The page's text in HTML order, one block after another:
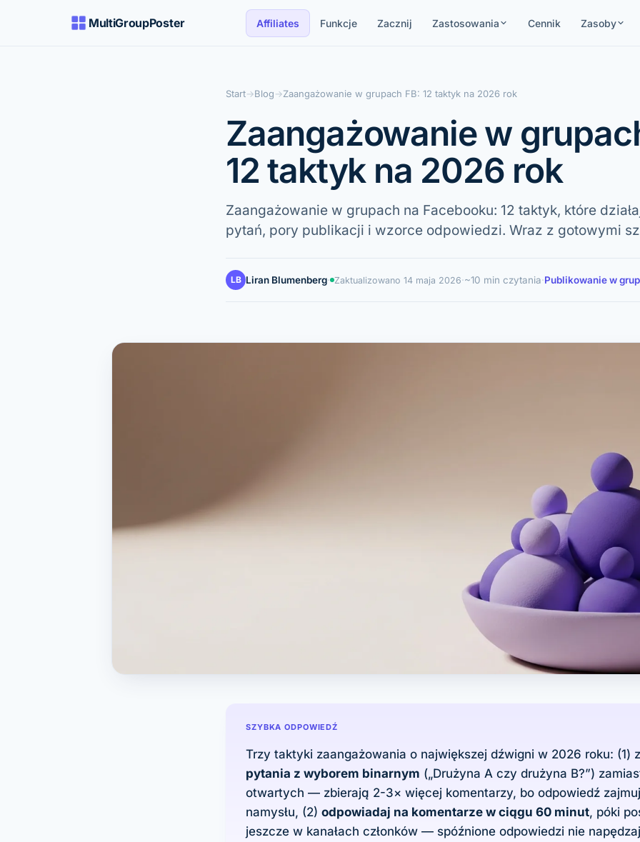
MultiGroupPoster Affiliates Funkcje Zacznij Zastosowania Cennik Zasoby
Start→Blog→Zaangażowanie w grupach FB: 12 taktyk na 2026 rok
Zaangażowanie w
12 taktyk na 2026 rok
Zaangażowanie w grupach na Facebooku: 12 taktyk, które
pytań, pory publikacji i wzorce odpowiedzi. Wraz z gotowymi
LB Liran Blumenberg· Zaktualizowano 14 maja 2026·~10 min czytania·Publikowanie w
SZYBKA ODPOWIEDŹ
Trzy taktyki zaangażowania o największej dźwigni w 2026 roku: (1)
pytania z wyborem binarnym („Drużyna A czy drużyna B?”)
otwartych — zbierają 2-3× więcej komentarzy, bo odpowiedź
namysłu, (2) odpowiadaj na komentarze w ciągu 60 minut, póki
jeszcze w kanałach członków — spóźnione odpowiedzi nie